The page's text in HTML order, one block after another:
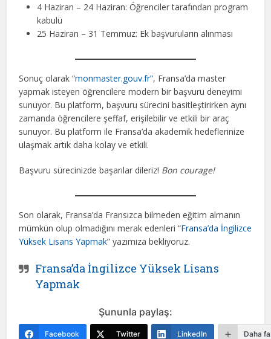
4 Haziran – 24 Haziran: Öğrenciler tarafından program
kabulü
25 Haziran – 31 Temmuz: Ek başvuruların alınması
Sonuç olarak “monmaster.gouv.fr”, Fransa’da master
yapmak isteyen öğrencilere modern bir başvuru deneyimi
sunuyor. Bu platform, başvuru sürecini basitleştirirken aynı
zamanda öğrencilere şeffaf, erişilebilir ve etkili bir araç
sunuyor. Bu platform ile Fransa’da akademik hedeflerinize
ulaşmak artık daha kolay ve etkili.
Başvuru sürecinizde başarılar dileriz! Bon courage!
Son olarak, Fransa’da Fransızca bilmeden eğitim almanın
mümkün olup olmadığını merak edenleri “Fransa’da İngilizce
Yüksek Lisans Yapmak” yazımıza bekliyoruz.
Fransa’da İngilizce Yüksek Lisans
Yapmak
Şununla paylaş:
Facebook Twitter LinkedIn Daha